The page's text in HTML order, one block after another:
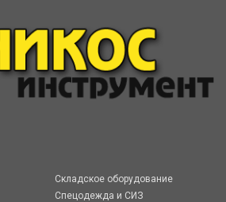
Складское оборудование
Спецодежда и СИЗ